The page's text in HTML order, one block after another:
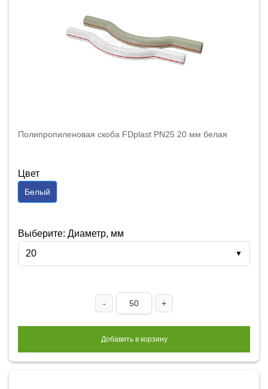
Полипропиленовая скоба FDplast PN25 20 мм белая
Цвет
Белый
Выберите: Диаметр, мм
20
▼
- +
Добавить в корзину